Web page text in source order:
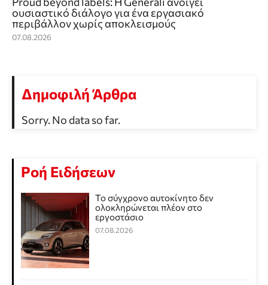
ουσιαστικό διάλογο για ένα εργασιακό
περιβάλλον χωρίς αποκλεισμούς
07.08.2026
Δημοφιλή Άρθρα
Sorry. No data so far.
Ροή Ειδήσεων
Το σύγχρονο αυτοκίνητο δεν
ολοκληρώνεται πλέον στο
εργοστάσιο
07.08.2026